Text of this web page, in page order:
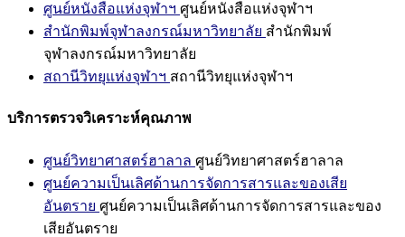
ศูนย์หนังสือแห่งจุฬาฯ ศูนย์หนังสือแห่งจุฬาฯ
สำนักพิมพ์จุฬาลงกรณ์มหาวิทยาลัย สำนักพิมพ์
จุฬาลงกรณ์มหาวิทยาลัย
สถานีวิทยุแห่งจุฬาฯ สถานีวิทยุแห่งจุฬาฯ
บริการตรวจวิเคราะห์คุณภาพ
ศูนย์วิทยาศาสตร์ฮาลาล ศูนย์วิทยาศาสตร์ฮาลาล
ศูนย์ความเป็นเลิศด้านการจัดการสารและของเสีย
อันตราย ศูนย์ความเป็นเลิศด้านการจัดการสารและของ
เสียอันตราย